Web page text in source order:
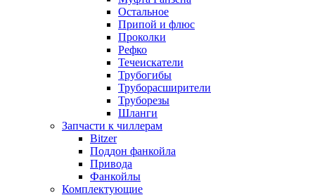
Остальное
Припой и флюс
Проколки
Рефко
Течеискатели
Трубогибы
Труборасширители
Труборезы
Шланги
Запчасти к чиллерам
Bitzer
Поддон фанкойла
Привода
Фанкойлы
Комплектующие